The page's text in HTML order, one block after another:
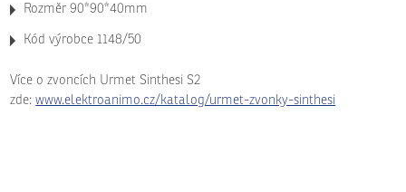
Rozměr 90*90*40mm
Kód výrobce 1148/50
Více o zvoncích Urmet Sinthesi S2
zde:www.elektroanimo.cz/katalog/urmet-zvonky-sinthesi